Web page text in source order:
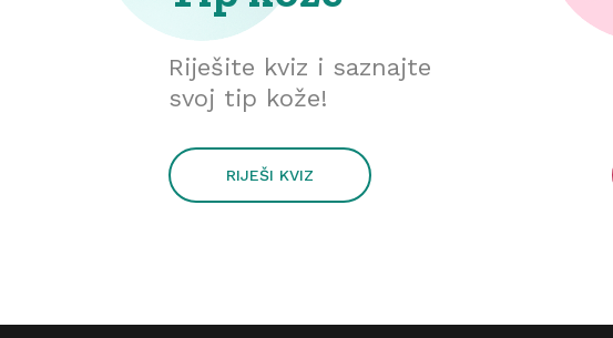
Riješite kviz i saznajte
svoj tip kože!
RIJEŠI KVIZ